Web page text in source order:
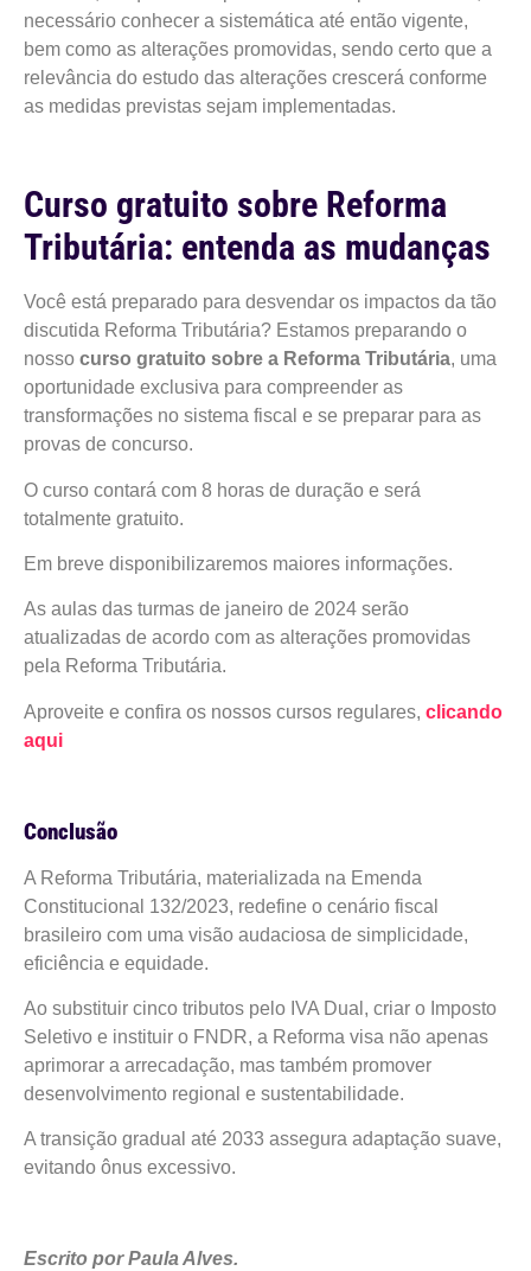
necessário conhecer a sistemática até então vigente,
bem como as alterações promovidas, sendo certo que a
relevância do estudo das alterações crescerá conforme
as medidas previstas sejam implementadas.
Curso gratuito sobre Reforma
Tributária: entenda as mudanças
Você está preparado para desvendar os impactos da tão
discutida Reforma Tributária? Estamos preparando o
nosso curso gratuito sobre a Reforma Tributária, uma
oportunidade exclusiva para compreender as
transformações no sistema fiscal e se preparar para as
provas de concurso.
O curso contará com 8 horas de duração e será
totalmente gratuito.
Em breve disponibilizaremos maiores informações.
As aulas das turmas de janeiro de 2024 serão
atualizadas de acordo com as alterações promovidas
pela Reforma Tributária.
Aproveite e confira os nossos cursos regulares, clicando
aqui
Conclusão
A Reforma Tributária, materializada na Emenda
Constitucional 132/2023, redefine o cenário fiscal
brasileiro com uma visão audaciosa de simplicidade,
eficiência e equidade.
Ao substituir cinco tributos pelo IVA Dual, criar o Imposto
Seletivo e instituir o FNDR, a Reforma visa não apenas
aprimorar a arrecadação, mas também promover
desenvolvimento regional e sustentabilidade.
A transição gradual até 2033 assegura adaptação suave,
evitando ônus excessivo.
Escrito por Paula Alves.